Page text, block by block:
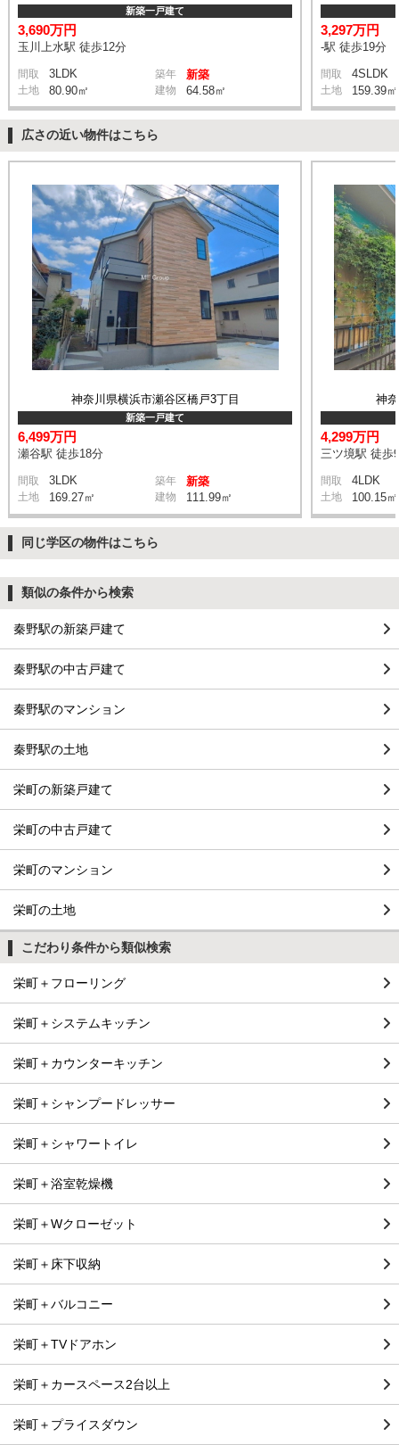
新築一戸建て
3,690万円
玉川上水駅 徒歩12分
間取 3LDK 築年 新築
土地 80.90㎡ 建物 64.58㎡
3,297万円
-駅 徒歩19分
間取 4SLDK
土地 159.39㎡
広さの近い物件はこちら
神奈川県横浜市瀬谷区橋戸3丁目
新築一戸建て
6,499万円
瀬谷駅 徒歩18分
間取 3LDK 築年 新築
土地 169.27㎡ 建物 111.99㎡
神
4,299万円
三ツ境駅 徒歩
間取 4LDK
土地 100.15㎡
同じ学区の物件はこちら
類似の条件から検索
秦野駅の新築戸建て
秦野駅の中古戸建て
秦野駅のマンション
秦野駅の土地
栄町の新築戸建て
栄町の中古戸建て
栄町のマンション
栄町の土地
こだわり条件から類似検索
栄町＋フローリング
栄町＋システムキッチン
栄町＋カウンターキッチン
栄町＋シャンプードレッサー
栄町＋シャワートイレ
栄町＋浴室乾燥機
栄町＋Wクローゼット
栄町＋床下収納
栄町＋バルコニー
栄町＋TVドアホン
栄町＋カースペース2台以上
栄町＋プライスダウン